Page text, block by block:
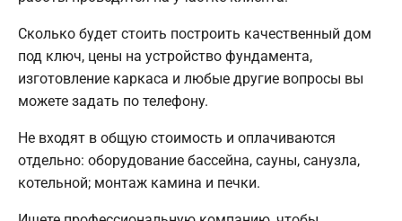
Сколько будет стоить построить качественный дом
под ключ, цены на устройство фундамента,
изготовление каркаса и любые другие вопросы вы
можете задать по телефону.
Не входят в общую стоимость и оплачиваются
отдельно: оборудование бассейна, сауны, санузла,
котельной; монтаж камина и печки.